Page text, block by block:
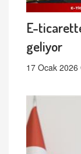
E-
geliyor
17 Ocak